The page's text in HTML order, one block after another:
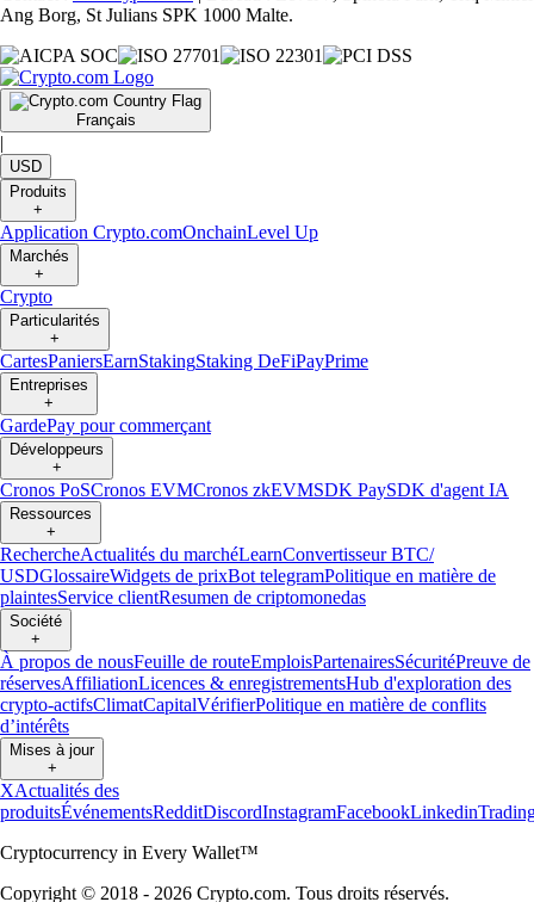
Ang Borg, St Julians SPK 1000 Malte.
Français
|
USD
Produits
+
Application Crypto.comOnchainLevel Up
Marchés
+
Crypto
Particularités
+
CartesPaniersEarnStakingStaking DeFiPayPrime
Entreprises
+
GardePay pour commerçant
Développeurs
+
Cronos PoSCronos EVMCronos zkEVMSDK PaySDK d'agent IA
Ressources
+
RechercheActualités du marchéLearnConvertisseur BTC/
USDGlossaireWidgets de prixBot telegramPolitique en matière de
plaintesService clientResumen de criptomonedas
Société
+
À propos de nousFeuille de routeEmploisPartenairesSécuritéPreuve de
réservesAffiliationLicences & enregistrementsHub d'exploration des
crypto-actifsClimatCapitalVérifierPolitique en matière de conflits
d’intérêts
Mises à jour
+
XActualités des
produitsÉvénementsRedditDiscordInstagramFacebookLinkedin
Cryptocurrency in Every Wallet™
Copyright © 2018 - 2026 Crypto.com. Tous droits réservés.